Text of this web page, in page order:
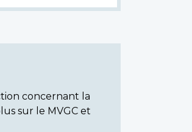
concernant la
sur le MVGC et